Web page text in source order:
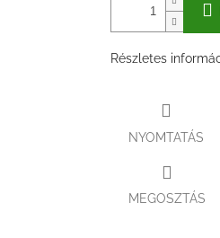
Részletes
NYOMTATÁS
MEGOSZTÁS